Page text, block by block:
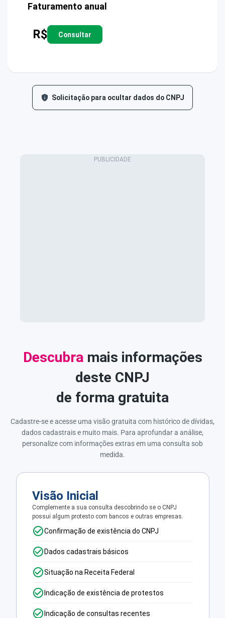
Faturamento anual
R$ Consultar
Solicitação para ocultar dados do CNPJ
Descubramais informações
deste CNPJ
de forma gratuita
Cadastre-se e acesse uma visão gratuita com histórico de dívidas,
dados cadastrais e muito mais. Para aprofundar a análise,
personalize com informações extras em uma consulta sob
medida.
Visão Inicial
Complemente a sua consulta descobrindo se o CNPJ
possui algum protesto com bancos e outras empresas.
Confirmação de existência do CNPJ
Dados cadastrais básicos
Situação na Receita Federal
Indicação de existência de protestos
Indicação de consultas recentes